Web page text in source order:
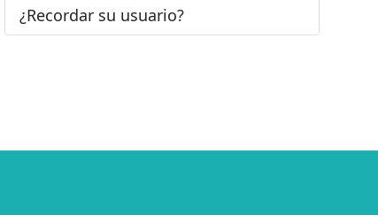
¿Recordar su usuario?